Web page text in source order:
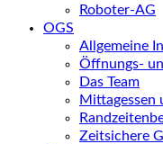
Roboter-AG
OGS
Allgemeine
Öffnungs-
Das Team
Mittagessen
Zeitsichere